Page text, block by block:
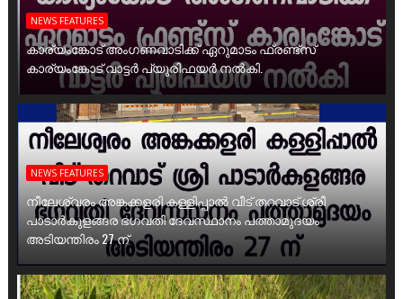
NEWS FEATURES
കാര്യംങ്കോട് അംഗണവാടിക്ക് ഏറുമാടം ഫ്രണ്ട്സ്
കാര്യംങ്കോട് വാട്ടർ പ്യൂരിഫയർ നൽകി.
NEWS FEATURES
നീലേശ്വരം അങ്കക്കളരി കള്ളിപ്പാൽ വീട് തറവാട് ശ്രീ
പാടാർകുളങ്ങര ഭഗവതി ദേവസ്ഥാനം പത്താമുദയം
അടിയന്തിരം 27 ന്